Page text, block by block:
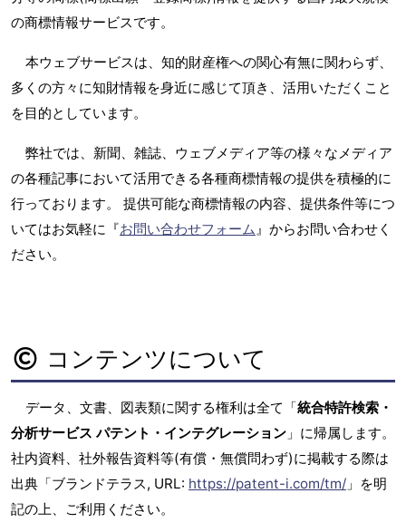
の商標情報サービスです。
本ウェブサービスは、知的財産権への関心有無に関わらず、
多くの方々に知財情報を身近に感じて頂き、活用いただくこと
を目的としています。
弊社では、新聞、雑誌、ウェブメディア等の様々なメディア
の各種記事において活用できる各種商標情報の提供を積極的に
行っております。 提供可能な商標情報の内容、提供条件等につ
いてはお気軽に『お問い合わせフォーム 』からお問い合わせく
ださい。
コンテンツについて
データ、文書、図表類に関する権利は全て「統合特許検索・
分析サービス パテント・インテグレーション 」に帰属します。
社内資料、社外報告資料等(有償・無償問わず)に掲載する際は
出典「ブランドテラス, URL: https://patent-i.com/tm/ 」を明
記の上、ご利用ください。